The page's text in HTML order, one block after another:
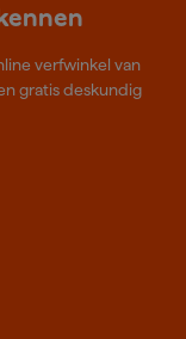
verfwinkel van
gratis deskundig